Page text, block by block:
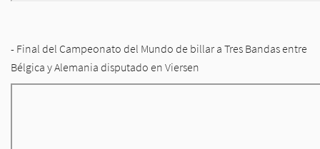
- Final del Campeonato del Mundo de billar a Tres Bandas entre
Bélgica y Alemania disputado en Viersen